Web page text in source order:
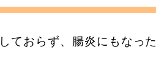
ておらず、腸炎にもなった